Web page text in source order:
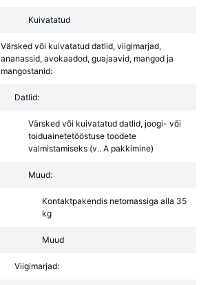
Kuivatatud
Värsked või kuivatatud datlid, viigimarjad,
ananassid, avokaadod, guajaavid, mangod ja
mangostanid:
Datlid:
Värsked või kuivatatud datlid, joogi- või
toiduainetetööstuse toodete
valmistamiseks (v.. A pakkimine)
Muud:
Kontaktpakendis netomassiga alla 35
kg
Muud
Viigimarjad: